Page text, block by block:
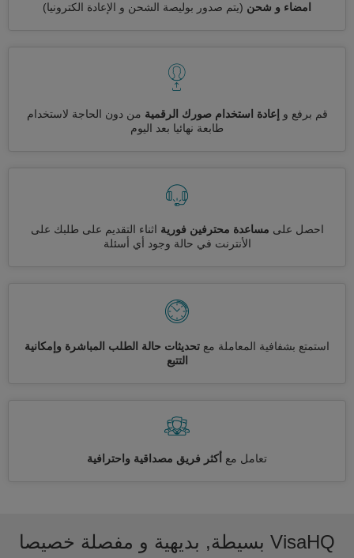
امضاء و شحن (يتم صدور بوليصة الشحن و الإعادة الكترونيا)
قم برفع و إعادة استخدام صورك الرقمية من دون الحاجة لاستخدام
طابعة نهائيا بعد اليوم
احصل على مساعدة محترفين فورية اثناء التقديم على طلبك على
الأنترنت في حالة وجود أي أسئلة
استمتع بشفافية المعاملة مع تحديثات حالة الطلب المباشرة وإمكانية
التتبع
تعامل مع أكثر فريق مصداقية واحترافية
VisaHQ بسيطة, بديهية و مفصلة خصيصا